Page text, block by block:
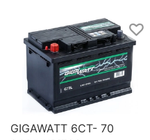
GIGAWATT 6CT- 70